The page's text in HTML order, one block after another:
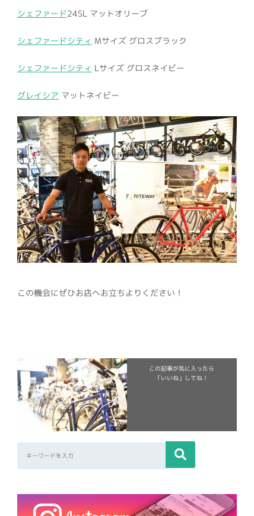
シェファード24SL マットオリーブ
シェファードシティ Mサイズ グロスブラック
シェファードシティ Lサイズ グロスネイビー
グレイシア マットネイビー
この機会にぜひお店へお立ちよりください！
この記事が気に入ったら
「いいね」してね！